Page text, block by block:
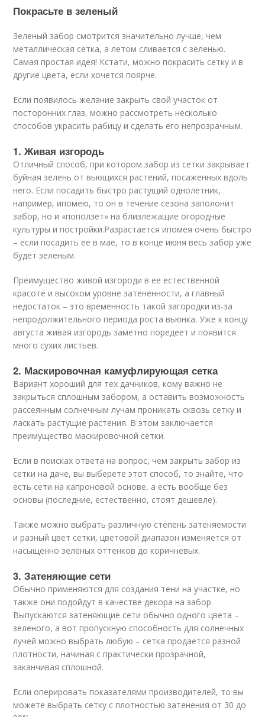
Покрасьте в зеленый
Зеленый забор смотрится значительно лучше, чем
металлическая сетка, а летом сливается с зеленью.
Самая простая идея! Кстати, можно покрасить сетку и в
другие цвета, если хочется поярче.
Если появилось желание закрыть свой участок от
посторонних глаз, можно рассмотреть несколько
способов украсить рабицу и сделать его непрозрачным.
1. Живая изгородь
Отличный способ, при котором забор из сетки закрывает
буйная зелень от вьющихся растений, посаженных вдоль
него. Если посадить быстро растущий однолетник,
например, ипомею, то он в течение сезона заполонит
забор, но и «поползет» на близлежащие огородные
культуры и постройки.Разрастается ипомея очень быстро
– если посадить ее в мае, то в конце июня весь забор уже
будет зеленым.
Преимущество живой изгороди в ее естественной
красоте и высоком уровне затененности, а главный
недостаток – это временность такой загородки из-за
непродолжительного периода роста вьюнка. Уже к концу
августа живая изгородь заметно поредеет и появится
много сухих листьев.
2. Маскировочная камуфлирующая сетка
Вариант хороший для тех дачников, кому важно не
закрыться сплошным забором, а оставить возможность
рассеянным солнечным лучам проникать сквозь сетку и
ласкать растущие растения. В этом заключается
преимущество маскировочной сетки.
Если в поисках ответа на вопрос, чем закрыть забор из
сетки на даче, вы выберете этот способ, то знайте, что
есть сети на капроновой основе, а есть вообще без
основы (последние, естественно, стоят дешевле).
Также можно выбрать различную степень затеняемости
и разный цвет сетки, цветовой диапазон изменяется от
насыщенно зеленых оттенков до коричневых.
3. Затеняющие сети
Обычно применяются для создания тени на участке, но
также они подойдут в качестве декора на забор.
Выпускаются затеняющие сети обычно одного цвета –
зеленого, а вот пропускную способность для солнечных
лучей можно выбрать любую – сетка продается разной
плотности, начиная с практически прозрачной,
заканчивая сплошной.
Если оперировать показателями производителей, то вы
можете выбрать сетку с плотностью затенения от 30 до